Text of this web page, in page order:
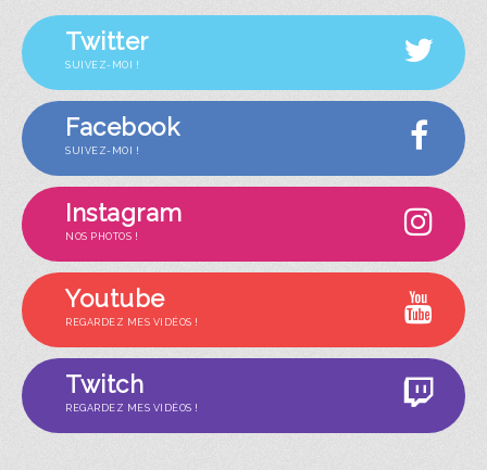
Twitter
SUIVEZ-MOI !
Facebook
SUIVEZ-MOI !
Instagram
NOS PHOTOS !
Youtube
REGARDEZ MES VIDÉOS !
Twitch
REGARDEZ MES VIDÉOS !